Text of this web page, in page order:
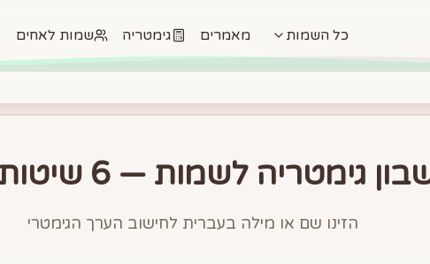
כל השמות מאמרים גימטריה שמות לאחים
גימטריה לשמות — 6 שיטות חישוב
הזינו שם או מילה בעברית לחישוב הערך הגימטרי